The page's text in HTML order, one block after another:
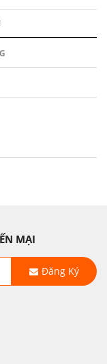
MẠI
Đăng Ký